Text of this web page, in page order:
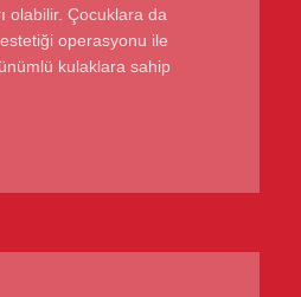
olabilir. Çocuklara da
operasyonu ile
kulaklara sahip